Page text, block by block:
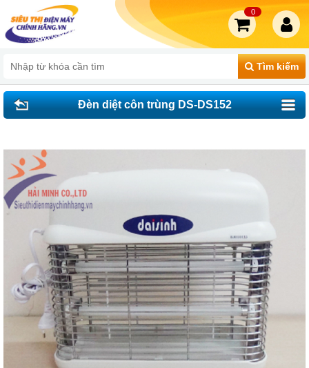
Tìm kiếm
0
Đèn diệt côn trùng DS-DS152